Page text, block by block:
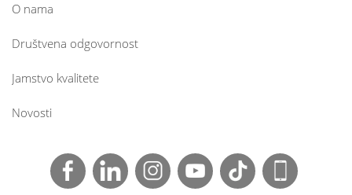
O nama
Društvena odgovornost
Jamstvo kvalitete
Novosti